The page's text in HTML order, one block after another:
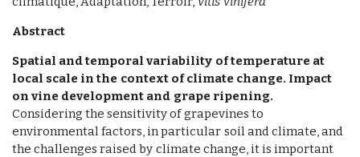
Abstract
Spatial and temporal variability of temperature at
local scale in the context of climate change. Impact
on vine development and grape ripening.
Considering the sensitivity of grapevines to
environmental factors, in particular soil and climate, and
the challenges raised by climate change, it is important